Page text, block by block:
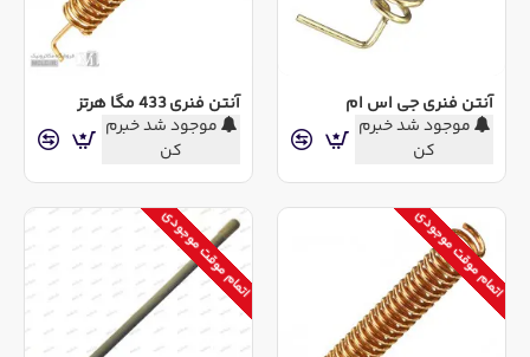
آنتن فنری جی اس ام
موجود شد خبرم
کن
آنتن فنری 433 مگا هرتز
موجود شد خبرم
کن
اتمام موقت موجودی اتمام موقت موجودی